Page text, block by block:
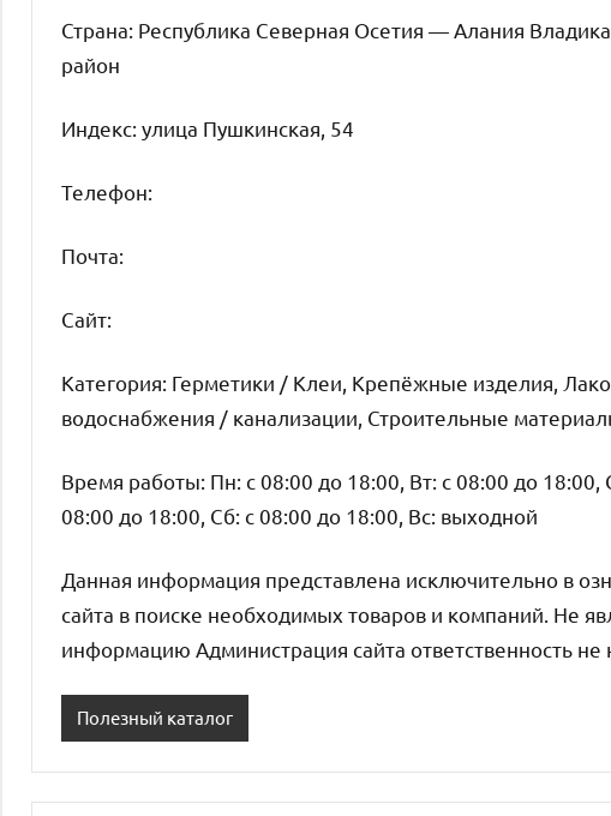
Страна: Республика Северная Осетия — Алания
район
Индекс: улица Пушкинская, 54
Телефон:
Почта:
Cайт:
Категория: Герметики / Клеи, Крепёжные изделия,
водоснабжения / канализации, Строительные
Время работы: Пн: с 08:00 до 18:00, Вт: с 08:00 до 18:00,
08:00 до 18:00, Сб: с 08:00 до 18:00, Вс: выходной
Данная информация представлена исключительно в
сайта в поиске необходимых товаров и компаний. Не
информацию Администрация сайта ответственность не
Полезный каталог